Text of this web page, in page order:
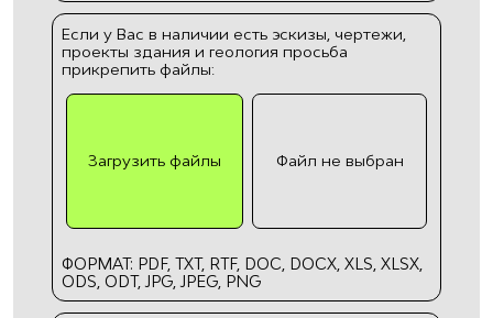
Если у Вас в наличии есть эскизы, чертежи,
проекты здания и геология просьба
прикрепить файлы:
Загрузить файлы Файл не выбран
ФОРМАТ: PDF, TXT, RTF, DOC, DOCX, XLS, XLSX,
ODS, ODT, JPG, JPEG, PNG